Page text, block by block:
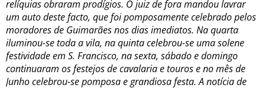
relíquias obraram prodígios. O juiz de fora mandou lavrar
um auto deste facto, que foi pomposamente celebrado pelos
moradores de Guimarães nos dias imediatos. Na quarta
iluminou-se toda a vila, na quinta celebrou-se uma solene
festividade em S. Francisco, na sexta, sábado e domingo
continuaram os festejos de cavalaria e touros e no mês de
Junho celebrou-se pomposa e grandiosa festa. A notícia de